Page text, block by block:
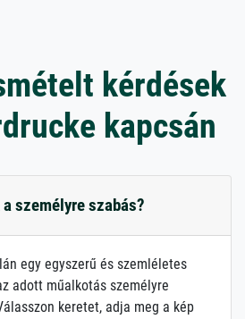
kérdések
kapcsán
személyre szabás?
egy egyszerű és szemléletes
adott műalkotás személyre
keretet, adja meg a kép